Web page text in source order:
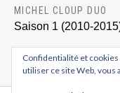
Saison 1 (2010-
MICHEL CLOUP DUO
Confidentialité et cookies
utiliser ce site Web, vous